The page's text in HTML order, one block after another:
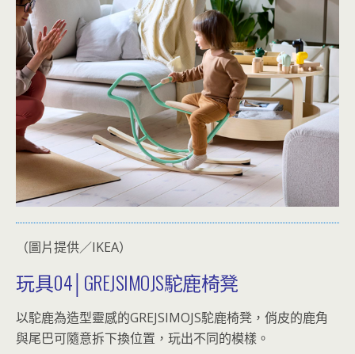
（圖片提供／IKEA）
玩具04│GREJSIMOJS駝鹿椅凳
以駝鹿為造型靈感的GREJSIMOJS駝鹿椅凳，俏皮的鹿角
與尾巴可隨意拆下換位置，玩出不同的模樣。